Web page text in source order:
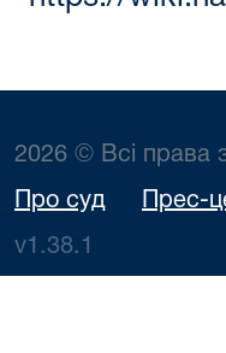
2026 © Всі права
Про суд Прес-
v1.38.1